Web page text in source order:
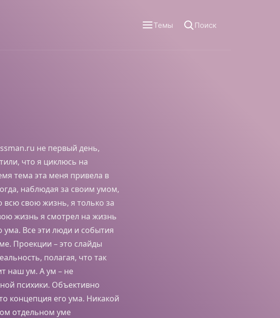
Темы Поиск
не первый день,
что я циклюсь на
тема эта меня привела в
наблюдая за своим умом,
всю свою жизнь, я только за
жизнь я смотрел на жизнь
ума. Все эти люди и события
Проекции – это слайды
полагая, что так
наш ум. А ум – не
психики. Объективно
концепция его ума. Никакой
отдельном уме